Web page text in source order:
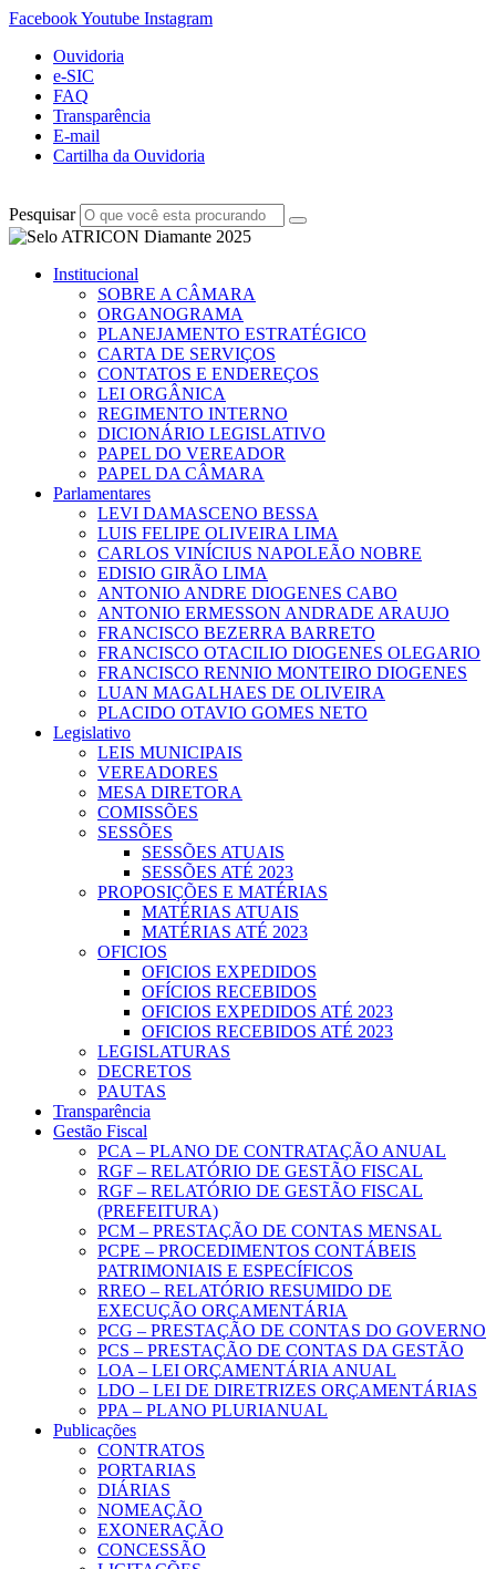
FacebookYoutube Instagram
Ouvidoria
e-SIC
FAQ
Transparência
E-mail
Cartilha da Ouvidoria
Pesquisar
Institucional
SOBRE A CÂMARA
ORGANOGRAMA
PLANEJAMENTO ESTRATÉGICO
CARTA DE SERVIÇOS
CONTATOS E ENDEREÇOS
LEI ORGÂNICA
REGIMENTO INTERNO
DICIONÁRIO LEGISLATIVO
PAPEL DO VEREADOR
PAPEL DA CÂMARA
Parlamentares
LEVI DAMASCENO BESSA
LUIS FELIPE OLIVEIRA LIMA
CARLOS VINÍCIUS NAPOLEÃO NOBRE
EDISIO GIRÃO LIMA
ANTONIO ANDRE DIOGENES CABO
ANTONIO ERMESSON ANDRADE ARAUJO
FRANCISCO BEZERRA BARRETO
FRANCISCO OTACILIO DIOGENES OLEGARIO
FRANCISCO RENNIO MONTEIRO DIOGENES
LUAN MAGALHAES DE OLIVEIRA
PLACIDO OTAVIO GOMES NETO
Legislativo
LEIS MUNICIPAIS
VEREADORES
MESA DIRETORA
COMISSÕES
SESSÕES
SESSÕES ATUAIS
SESSÕES ATÉ 2023
PROPOSIÇÕES E MATÉRIAS
MATÉRIAS ATUAIS
MATÉRIAS ATÉ 2023
OFICIOS
OFICIOS EXPEDIDOS
OFÍCIOS RECEBIDOS
OFICIOS EXPEDIDOS ATÉ 2023
OFICIOS RECEBIDOS ATÉ 2023
LEGISLATURAS
DECRETOS
PAUTAS
Transparência
Gestão Fiscal
PCA – PLANO DE CONTRATAÇÃO ANUAL
RGF – RELATÓRIO DE GESTÃO FISCAL
RGF – RELATÓRIO DE GESTÃO FISCAL
(PREFEITURA)
PCM – PRESTAÇÃO DE CONTAS MENSAL
PCPE – PROCEDIMENTOS CONTÁBEIS
PATRIMONIAIS E ESPECÍFICOS
RREO – RELATÓRIO RESUMIDO DE
EXECUÇÃO ORÇAMENTÁRIA
PCG – PRESTAÇÃO DE CONTAS DO GOVERNO
PCS – PRESTAÇÃO DE CONTAS DA GESTÃO
LOA – LEI ORÇAMENTÁRIA ANUAL
LDO – LEI DE DIRETRIZES ORÇAMENTÁRIAS
PPA – PLANO PLURIANUAL
Publicações
CONTRATOS
PORTARIAS
DIÁRIAS
NOMEAÇÃO
EXONERAÇÃO
CONCESSÃO